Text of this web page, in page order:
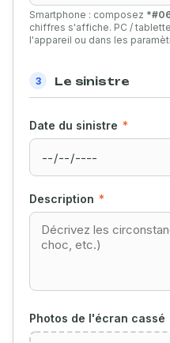
Smartphone : composez
chiffres s'affiche. PC /
l'appareil ou dans les
3 Le sinistre
Date du sinistre *
Description *
Photos de l'écran cassé